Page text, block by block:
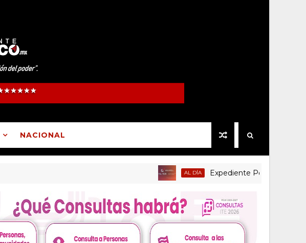
NACIONAL
AL DÍA Expediente Político.Mx no 1126